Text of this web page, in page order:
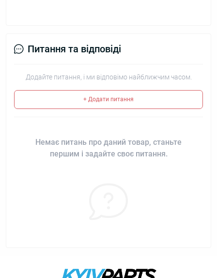
Питання та відповіді
Додайте питання, і ми відповімо найближчим часом.
+ Додати питання
Немає питань про даний товар, станьте
першим і задайте своє питання.